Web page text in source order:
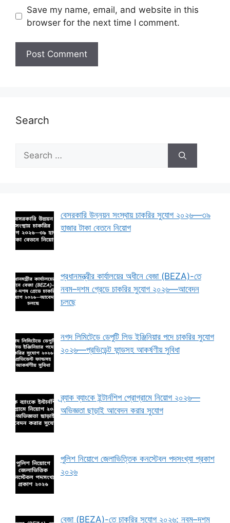
Save my name, email, and website in this
browser for the next time I comment.
Search
Search
for:
বেসরকারি উন্নয়ন সংস্থায় চাকরির সুযোগ ২০২৬—৩৯
হাজার টাকা বেতনে নিয়োগ
প্রধানমন্ত্রীর কার্যালয়ের অধীনে বেজা (BEZA)-তে
নবম–দশম গ্রেডে চাকরির সুযোগ ২০২৬—আবেদন
চলছে
নগদ লিমিটেডে ডেপুটি লিড ইঞ্জিনিয়ার পদে চাকরির সুযোগ
২০২৬—প্রভিডেন্ট ফান্ডসহ আকর্ষণীয় সুবিধা
ব্র্যাক ব্যাংকে ইন্টার্নশিপ প্রোগ্রামে নিয়োগ ২০২৬—
অভিজ্ঞতা ছাড়াই আবেদন করার সুযোগ
পুলিশ নিয়োগে জেলাভিত্তিক কনস্টেবল পদসংখ্যা প্রকাশ
২০২৬
বেজা (BEZA)-তে চাকরির সুযোগ ২০২৬: নবম–দশম